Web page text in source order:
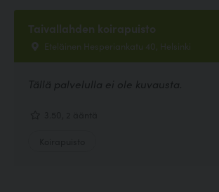
Taivallahden koirapuisto
Eteläinen Hesperiankatu 40, Helsinki
Tällä palvelulla ei ole kuvausta.